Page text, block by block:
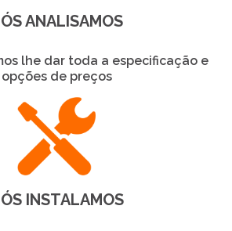
ANALISAMOS
lhe dar toda a especificação e
opções de preços
INSTALAMOS